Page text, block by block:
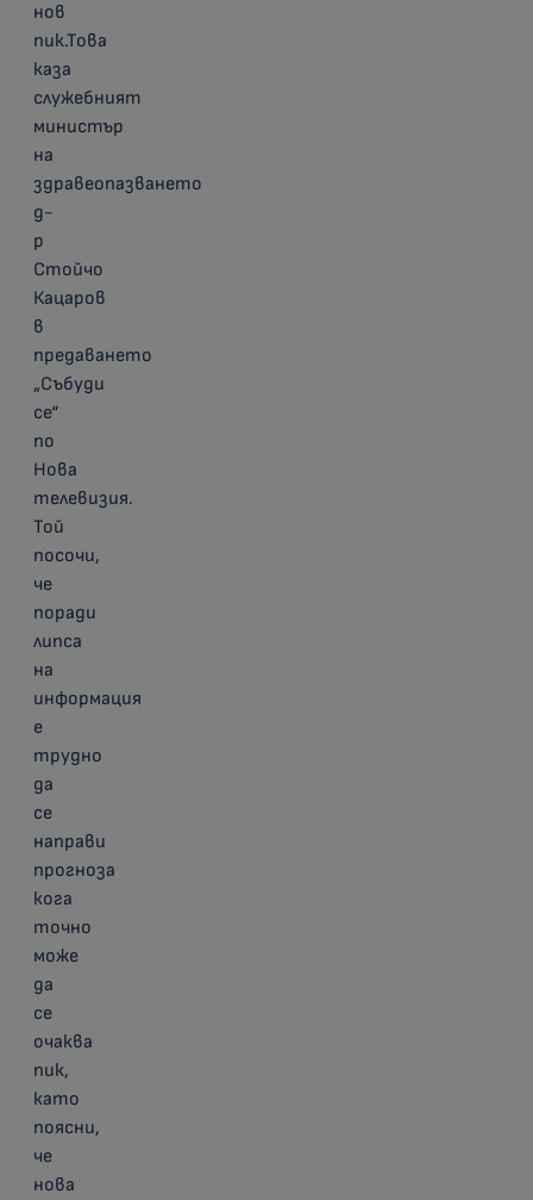
нов
пик.Това
каза
служебният
министър
на
здравеопазването
д-
р
Стойчо
Кацаров
в
предаването
„Събуди
се“
по
Нова
телевизия.
Той
посочи,
че
поради
липса
на
информация
е
трудно
да
се
направи
прогноза
кога
точно
може
да
се
очаква
пик,
като
поясни,
че
нова